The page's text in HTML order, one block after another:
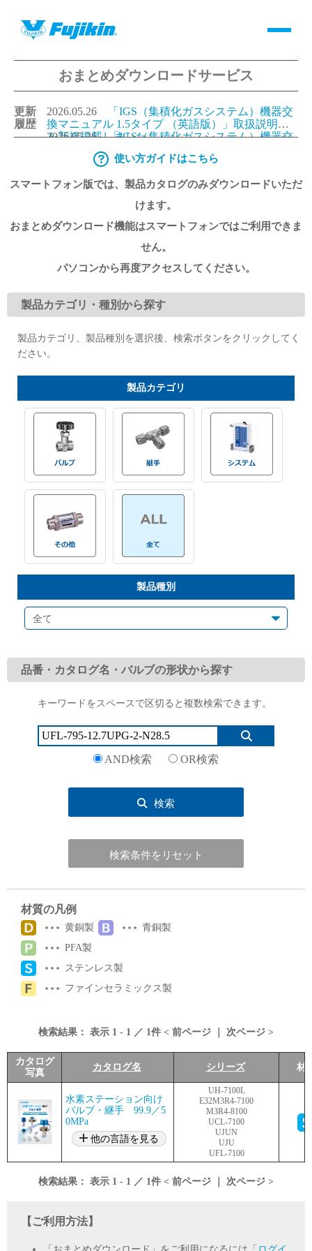
製品情報
バルブ・継手・システムを探す
製品カタログダウンロード
バルブと継手のきほん
説明会・講習会
ログイン
会社情報
Corporate Blog
採用情報
お問い合わせ
おまとめダウンロードサービス
更新
履歴
2026.05.26
「IGS（集積化ガスシステム）機器交
換マニュアル 1.5タイプ （英語版）」取扱説明書
を新規掲載しました。
2026.05.26「IGS（集積化ガスシステム）機器交
換マニュアル 1.125タイプ（英語版）」取扱説明書
を新規掲載しました。
2026.05.26「IGS（集積化ガスシステム）機器交
書を更新しました。
2026.05.26「IGS（集積化ガスシステム）機器交
換マニュアル 1.125タイプ（日本語版）」取扱説明
書を更新しました。
使い方ガイドはこちら
スマートフォン版では、製品カタログのみダウンロードいただ
けます。
おまとめダウンロード機能はスマートフォンではご利用できま
せん。
パソコンから再度アクセスしてください。
製品カテゴリ・種別から探す
製品カテゴリ、製品種別を選択後、検索ボタンをクリックしてく
ださい。
製品カテゴリ
製品種別
品番・カタログ名・バルブの形状から探す
キーワードをスペースで区切ると複数検索できます。
AND検索 OR検索
検索
検索条件をリセット
材質の凡例
黄銅製
青銅製
PFA製
ステンレス製
ファインセラミックス製
検索結果： 表示 1 - 1 ／ 1件 < 前ページ 次ページ >
カタログ
写真
カタログ名 シリーズ 材
水素ステーション向け
バルブ・継手 99.9／5
0MPa
他の言語を見る
UH-7100L
E32M3R4-7100
M3R4-8100
UCL-7100
UJUN
UJU
UFL-7100
検索結果： 表示 1 - 1 ／ 1件 < 前ページ 次ページ >
【ご利用方法】